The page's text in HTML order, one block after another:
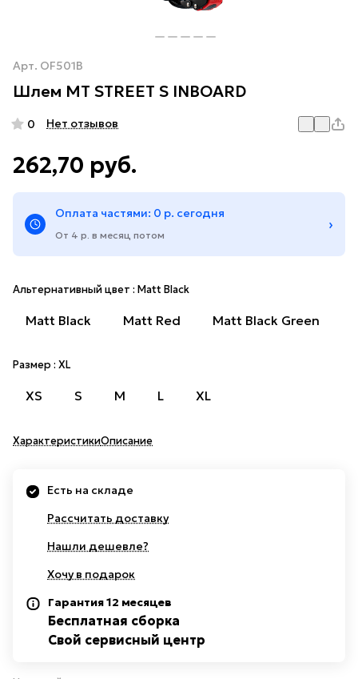
Арт. OF501B
Шлем MT STREET S INBOARD
0 Нет отзывов
262,70 руб.
Оплата частями: 0 р. сегодня
От 4 р. в месяц потом
›
Альтернативный цвет : Matt Black
Matt Black Matt Red Matt Black Green
Размер : XL
XS S M L XL
ХарактеристикиОписание
Есть на складе
Рассчитать доставку
Нашли дешевле?
Хочу в подарок
Гарантия 12 месяцев
Бесплатная сборка
Свой сервисный центр